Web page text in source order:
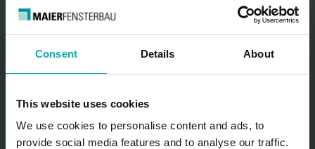
Consent Details About
This website uses cookies
We use cookies to personalise content and ads, to
provide social media features and to analyse our traffic.
Nein
440 kg
Festverglasung